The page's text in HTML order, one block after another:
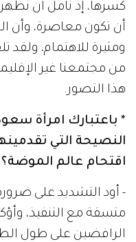
كسرها، إذ نأمل أن
أن تكون معاصرة، وأن
ومثيرة للاهتمام، ولقد
من مجتمعنا غير
هذا التصور.
* باعتبارك امرأة
النصيحة التي
اقتحام عالم الموضة؟
- أود التشديد على
متسقة مع التنفيذ،
الرافضين على طول